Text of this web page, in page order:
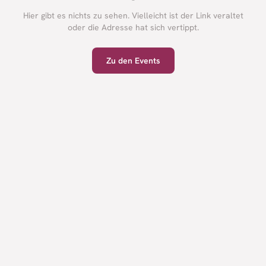
Hier gibt es nichts zu sehen. Vielleicht ist der Link veraltet
oder die Adresse hat sich vertippt.
Zu den Events